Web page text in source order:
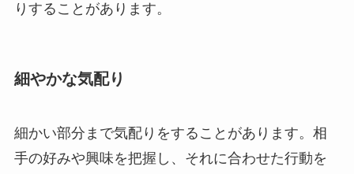
りすることがあります。
細やかな気配り
細かい部分まで気配りをすることがあります。相
手の好みや興味を把握し、それに合わせた行動を